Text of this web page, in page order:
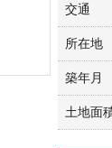
交通
所在地
築年月
土地面